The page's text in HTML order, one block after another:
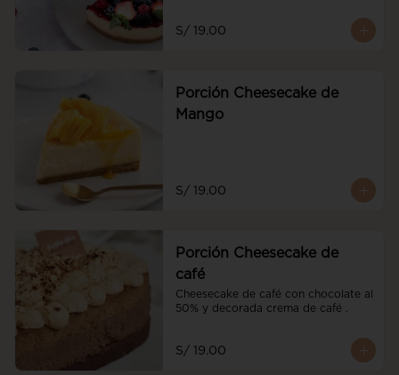
S/ 19.00
Porción Cheesecake de
Mango
S/ 19.00
Porción Cheesecake de
café
Cheesecake de café con chocolate al
50% y decorada crema de café .
S/ 19.00